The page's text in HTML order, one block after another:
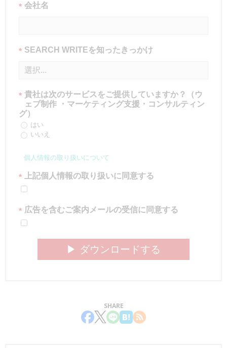
* 会社名
* SEARCH WRITEを知ったきっかけ
* 貴社は次のサービスをご提供していますか？（ウ
ェブ制作 ・マーケティング支援・コンサルティン
グ）
はい
いいえ
個人情報の取り扱いについて
* 上記個人情報の取り扱いに同意する
* 広告を含むご案内メールの受信に同意する
▶︎ ダウンロードする
SHARE